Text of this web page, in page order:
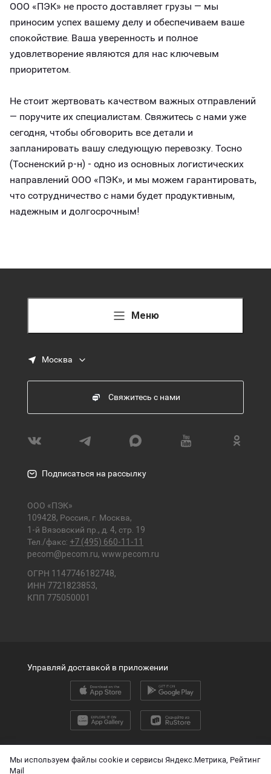
Мы используем файлы cookie и сервисы Яндекс.Метрика, Рейтинг
Mail
ООО «ПЭК» не просто доставляет грузы — мы
приносим успех вашему делу и обеспечиваем ваше
спокойствие. Ваша уверенность и полное
удовлетворение являются для нас ключевым
приоритетом.
Не стоит жертвовать качеством важных отправлений
— поручите их специалистам. Свяжитесь с нами уже
сегодня, чтобы обговорить все детали и
запланировать вашу следующую перевозку. Тосно
(Тосненский р-н) - одно из основных логистических
направлений ООО «ПЭК», и мы можем гарантировать,
что сотрудничество с нами будет продуктивным,
надежным и долгосрочным!
Меню
Москва
Свяжитесь с нами
Подписаться на рассылку
ООО «ПЭК»
109428, Россия, г. Москва,
1-й Вязовский пр., д. 4, стр. 19
Тел./факс: +7 (495) 660-11-11
pecom@pecom.ru, www.pecom.ru
ОГРН 1147746182748,
ИНН 7721823853,
КПП 775050001
2026 © ООО «ПЭК»
Управляй доставкой в приложении